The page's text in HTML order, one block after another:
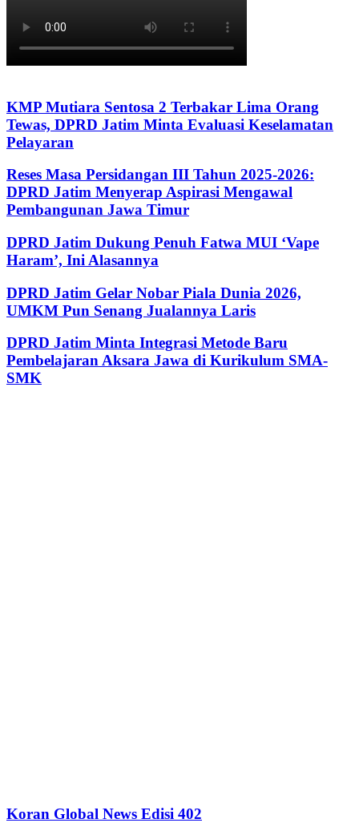
KMP Mutiara Sentosa 2 Terbakar Lima Orang
Tewas, DPRD Jatim Minta Evaluasi Keselamatan
Pelayaran
Reses Masa Persidangan III Tahun 2025-2026:
DPRD Jatim Menyerap Aspirasi Mengawal
Pembangunan Jawa Timur
DPRD Jatim Dukung Penuh Fatwa MUI ‘Vape
Haram’, Ini Alasannya
DPRD Jatim Gelar Nobar Piala Dunia 2026,
UMKM Pun Senang Jualannya Laris
DPRD Jatim Minta Integrasi Metode Baru
Pembelajaran Aksara Jawa di Kurikulum SMA-
SMK
Koran Global News Edisi 402